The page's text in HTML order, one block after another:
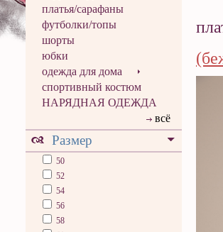
платья/сарафаны
футболки/топы
шорты
юбки
одежда для дома
спортивный костюм
НАРЯДНАЯ ОДЕЖДА
всё
Размер
50
52
54
56
58